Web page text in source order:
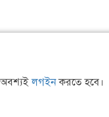
অবশ্যইলগইনকরতে হবে।